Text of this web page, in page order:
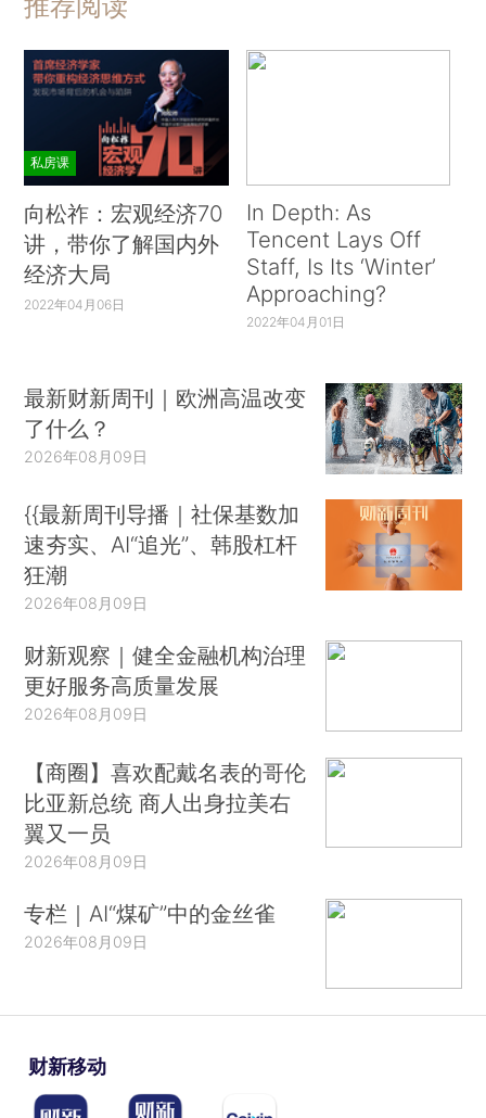
私房课
向松祚：宏观经济70
讲，带你了解国内外
经济大局
2022年04月06日
In Depth: As
Tencent Lays Off
Staff, Is Its ‘Winter’
Approaching?
2022年04月01日
最新财新周刊｜欧洲高温改变
了什么？
2026年08月09日
{{最新周刊导播｜社保基数加
速夯实、AI“追光”、韩股杠杆
狂潮
2026年08月09日
财新观察｜健全金融机构治理
更好服务高质量发展
2026年08月09日
【商圈】喜欢配戴名表的哥伦
比亚新总统 商人出身拉美右
翼又一员
2026年08月09日
专栏｜AI“煤矿”中的金丝雀
2026年08月09日
财新移动